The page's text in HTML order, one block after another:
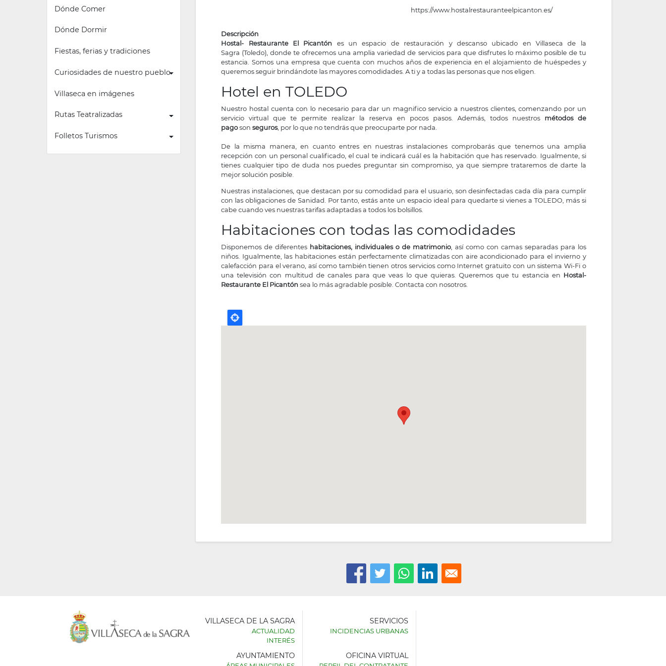
Dónde Comer
Dónde Dormir
Fiestas, ferias y tradiciones
Curiosidades de nuestro pueblo
Villaseca en imágenes
Rutas Teatralizadas
Folletos Turismos
https://www.hostalrestauranteelpicanton.es/
Descripción
Hostal- Restaurante El Picantón es un espacio de restauración y descanso ubicado en Villaseca de la
Sagra (Toledo), donde te ofrecemos una amplia variedad de servicios para que disfrutes lo máximo posible de tu
estancia. Somos una empresa que cuenta con muchos años de experiencia en el alojamiento de huéspedes y
queremos seguir brindándote las mayores comodidades. A ti y a todas las personas que nos eligen.
Hotel en TOLEDO
Nuestro hostal cuenta con lo necesario para dar un magnifico servicio a nuestros clientes, comenzando por un
servicio virtual que te permite realizar la reserva en pocos pasos. Además, todos nuestros métodos de
pagosonseguros, por lo que no tendrás que preocuparte por nada.
De la misma manera, en cuanto entres en nuestras instalaciones comprobarás que tenemos una amplia
recepción con un personal cualificado, el cual te indicará cuál es la habitación que has reservado. Igualmente, si
tienes cualquier tipo de duda nos puedes preguntar sin compromiso, ya que siempre trataremos de darte la
mejor solución posible.
Nuestras instalaciones, que destacan por su comodidad para el usuario, son desinfectadas cada día para cumplir
con las obligaciones de Sanidad. Por tanto, estás ante un espacio ideal para quedarte si vienes a TOLEDO, más si
cabe cuando ves nuestras tarifas adaptadas a todos los bolsillos.
Habitaciones con todas las comodidades
Disponemos de diferentes habitaciones, individuales o de matrimonio , así como con camas separadas para los
niños. Igualmente, las habitaciones están perfectamente climatizadas con aire acondicionado para el invierno y
calefacción para el verano, así como también tienen otros servicios como Internet gratuito con un sistema Wi-Fi o
una televisión con multitud de canales para que veas lo que quieras. Queremos que tu estancia en Hostal-
Restaurante El Picantón sea lo más agradable posible.Contacta con nosotros
AYUNTAMIENTO
VILLASECA DE LA SAGRA
ACTUALIDAD
INTERÉS
SERVICIOS
INCIDENCIAS URBANAS
AYUNTAMIENTO OFICINA VIRTUAL